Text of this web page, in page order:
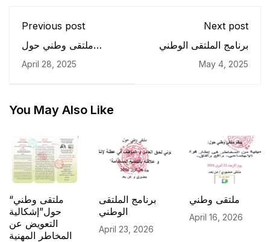
Previous post
ملتقى وطني حول
April 28, 2025
Next post
برنامج الملتقى الوطني
May 4, 2025
You May Also Like
“ملتقى وطني
حول”إشكالية
التعويض عن
المخاطر المهنية
برنامج الملتقى
الوطني
April 23, 2026
ملتقى وطني
April 16, 2026